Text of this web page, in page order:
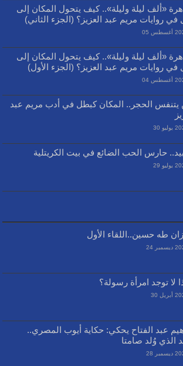
«ألف ليلة وليلة».. كيف يتحول المكان إلى
في روايات مريم عبد العزيز؟ (الجزء الثاني)
05
«ألف ليلة وليلة».. كيف يتحول المكان إلى
في روايات مريم عبد العزيز؟ (الجزء الأول)
04
يتنفس الحجر.. المكان كبطل في أدب مريم عبد
30
حارس الحب الضائع في بيت الكريتلية
29
طه حسين..اللقاء الأول
24
لا توجد امرأة رسولة؟
30
عبد الفتاح يحكي: حكاية أيوب المصري..
الذي وُلد صامتا
28